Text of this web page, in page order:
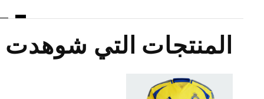
المنتجات التي شوهدت